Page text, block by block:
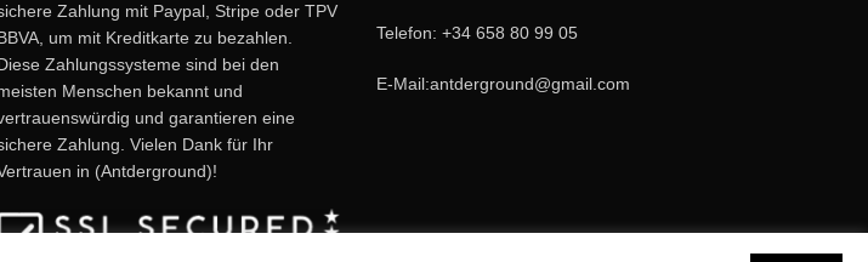
Zahlung mit Paypal, Stripe oder TPV
um mit Kreditkarte zu bezahlen.
Zahlungssysteme sind bei den
Menschen bekannt und
und garantieren eine
Zahlung. Vielen Dank für Ihr
in (Antderground)!
Telefon: +34 658 80 99 05
E-Mail:antderground@gmail.com